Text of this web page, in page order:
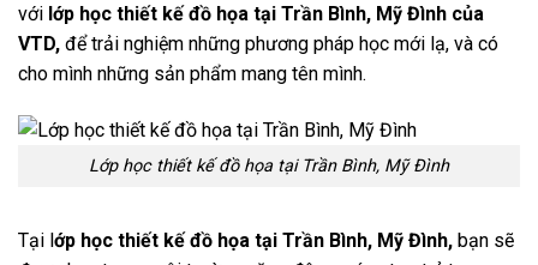
với lớp học thiết kế đồ họa tại Trần Bình, Mỹ Đình của
VTD, để trải nghiệm những phương pháp học mới lạ, và có
cho mình những sản phẩm mang tên mình.
Lớp học thiết kế đồ họa tại Trần Bình, Mỹ Đình
Tại lớp học thiết kế đồ họa tại Trần Bình, Mỹ Đình, bạn sẽ